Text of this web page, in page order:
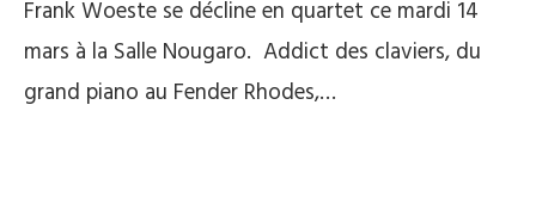
Frank Woeste se décline en quartet ce mardi 14
mars à la Salle Nougaro. Addict des claviers, du
grand piano au Fender Rhodes,…